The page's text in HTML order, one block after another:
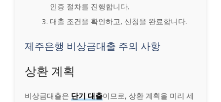
인증 절차를 진행합니다.
대출 조건을 확인하고, 신청을 완료합니다.
제주은행 비상금대출 주의 사항
상환 계획
비상금대출은 단기 대출이므로, 상환 계획을 미리 세